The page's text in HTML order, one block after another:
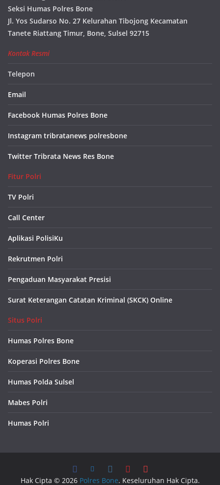
Seksi Humas Polres Bone
Jl. Yos Sudarso No. 27 Kelurahan Tibojong Kecamatan
Tanete Riattang Timur, Bone, Sulsel 92715
Kontak Resmi
Telepon
Email
Facebook Humas Polres Bone
Instagram tribratanews polresbone
Twitter Tribrata News Res Bone
Fitur Polri
TV Polri
Call Center
Aplikasi PolisiKu
Rekrutmen Polri
Pengaduan Masyarakat Presisi
Surat Keterangan Catatan Kriminal (SKCK) Online
Situs Polri
Humas Polres Bone
Koperasi Polres Bone
Humas Polda Sulsel
Mabes Polri
Humas Polri
Hak Cipta © 2026 Polres Bone. Keseluruhan Hak Cipta.